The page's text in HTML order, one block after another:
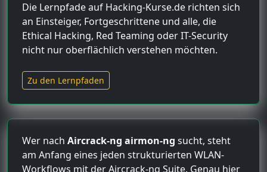
Die Lernpfade auf Hacking-Kurse.de richten sich
an Einsteiger, Fortgeschrittene und alle, die
Ethical Hacking, Red Teaming oder IT-Security
nicht nur oberflächlich verstehen möchten.
Zu den Lernpfaden
Wer nach Aircrack-ng airmon-ng sucht, steht
am Anfang eines jeden strukturierten WLAN-
Workflows mit der Aircrack-ng Suite. Genau hier